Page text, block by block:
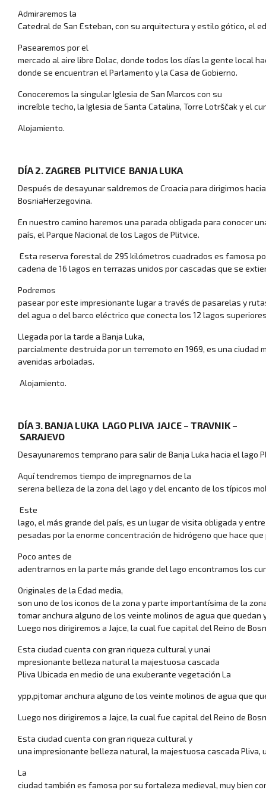
Admiraremos la
Catedral de San Esteban, con su arquitectura y estilo gótico, el
Pasearemos por el
mercado al aire libre Dolac, donde todos los días la gente local
donde se encuentran el Parlamento y la Casa de Gobierno.
Conoceremos la singular Iglesia de San Marcos con su
increíble techo, la Iglesia de Santa Catalina, Torre Lotrščak y el
Alojamiento.
DÍA 2. ZAGREB ­ PLITVICE ­ BANJA LUKA
Después de desayunar saldremos de Croacia para dirigirnos
Bosnia­Herzegovina.
En nuestro camino haremos una parada obligada para conocer
país, el Parque Nacional de los Lagos de Plitvice.
Esta reserva forestal de 295 kilómetros cuadrados es famosa
cadena de 16 lagos en terrazas unidos por cascadas que se
Podremos
pasear por este impresionante lugar a través de pasarelas y
del agua o del barco eléctrico que conecta los 12 lagos
Llegada por la tarde a Banja Luka,
parcialmente destruida por un terremoto en 1969, es una ciudad
avenidas arboladas.
Alojamiento.
DÍA 3. BANJA LUKA ­ LAGO PLIVA ­ JAJCE – TRAVNIK –
SARAJEVO
Desayunaremos temprano para salir de Banja Luka hacia el lago
Aquí tendremos tiempo de impregnarnos de la
serena belleza de la zona del lago y del encanto de los típicos
Este
lago, el más grande del país, es un lugar de visita obligada y
pesadas por la enorme concentración de hidrógeno que hace
Poco antes de
adentrarnos en la parte más grande del lago encontramos los
Originales de la Edad media,
son uno de los iconos de la zona y parte importantísima de la
tomar anchura alguno de los veinte molinos de agua que
Luego nos dirigiremos a Jajce, la cual fue capital del Reino de
Esta ciudad cuenta con gran riqueza cultural y unai
mpresionante belleza natural la majestuosa cascada
Pliva Ubicada en medio de una exuberante vegetación La
ypp,pjtomar anchura alguno de los veinte molinos de agua que
Luego nos dirigiremos a Jajce, la cual fue capital del Reino de
Esta ciudad cuenta con gran riqueza cultural y
una impresionante belleza natural, la majestuosa cascada Pliva,
La
ciudad también es famosa por su fortaleza medieval, muy bien